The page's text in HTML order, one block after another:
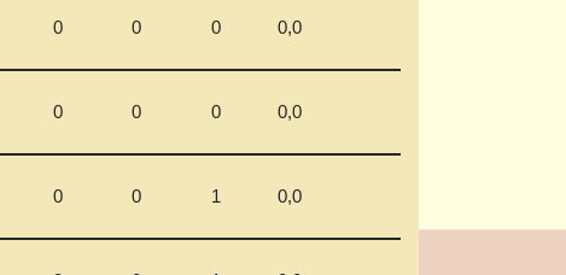
0 0 0 0,0
0 0 0 0,0
0 0 1 0,0